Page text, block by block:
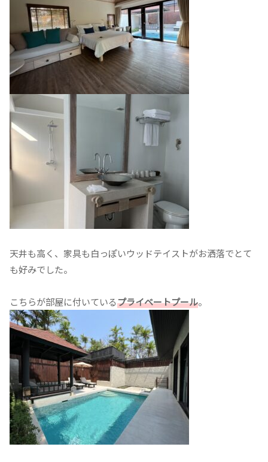
天井も高く、家具も白っぽいウッドテイストがお洒落でとて
も好みでした。
こちらが部屋に付いているプライベートプール。